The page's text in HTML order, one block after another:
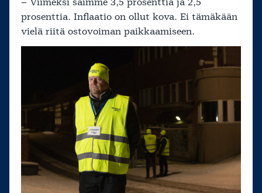
prosenttia. Inflaatio on ollut kova. Ei tämäkään
vielä riitä ostovoiman paikkaamiseen.